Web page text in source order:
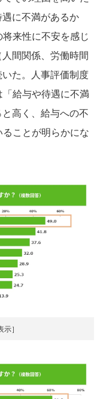
に不満があるか
来性に不安を感じ
間関係、労働時間
た。人事評価制度
給与や待遇に不満
高く、給与への不
ことが明らかにな
］